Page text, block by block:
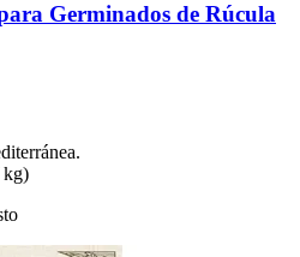
Germinados de Rúcula
kg)